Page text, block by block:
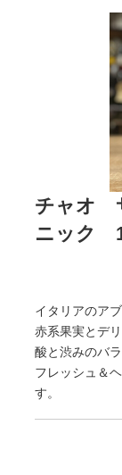
チャオ
ニック
イタリアのア
赤系果実とデ
酸と渋みのバ
フレッシュ＆
す。